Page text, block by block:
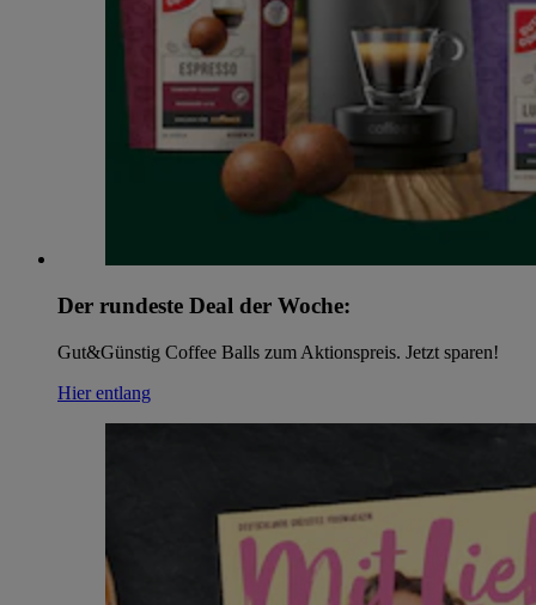
Der rundeste Deal der Woche:
Gut&Günstig Coffee Balls zum Aktionspreis. Jetzt sparen!
Hier entlang